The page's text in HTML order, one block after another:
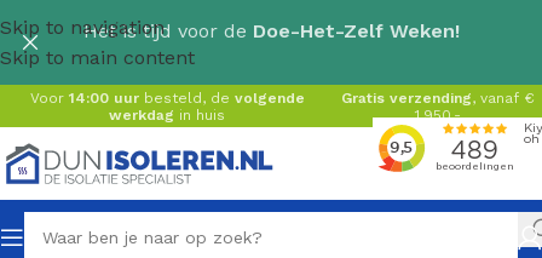
Skip to navigation
Skip to main content
Het is tijd voor de Doe-Het-Zelf Weken!
Voor 14:00 uurbesteld, de volgende
werkdag in huis
Gratis verzending, vanaf €
1.950,-